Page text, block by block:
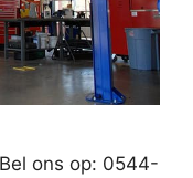
ons op: 0544-